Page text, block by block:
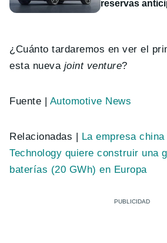
reservas
¿Cuánto tardaremos en ver el
esta nueva joint venture?
Fuente | Automotive News
Relacionadas |
La empresa
Technology quiere construir una
baterías (20 GWh) en Europa